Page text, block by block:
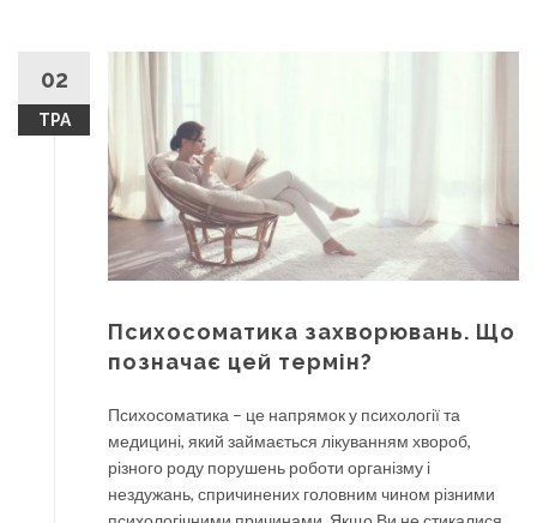
02
ТРА
Психосоматика захворювань. Що
позначає цей термін?
Психосоматика – це напрямок у психології та
медицині, який займається лікуванням хвороб,
різного роду порушень роботи організму і
нездужань, спричинених головним чином різними